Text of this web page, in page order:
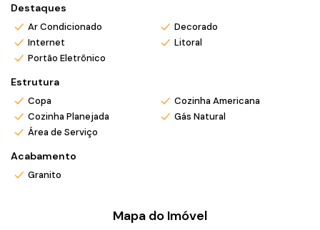
Destaques
Ar Condicionado
Decorado
Internet
Litoral
Portão Eletrônico
Estrutura
Copa
Cozinha Americana
Cozinha Planejada
Gás Natural
Área de Serviço
Acabamento
Granito
Mapa do Imóvel